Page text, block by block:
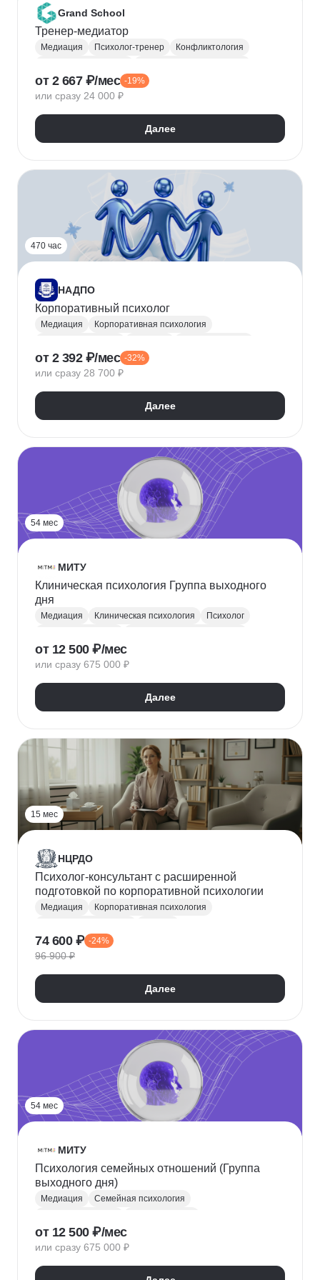
Grand School
Тренер-медиатор
Медиация Психолог-тренер
Конфликтология
от 2 667 ₽/мес -19%
или сразу 24 000 ₽
Далее
470 час
НАДПО
Корпоративный психолог
Медиация
Корпоративная психология
Стресс-менеджмент
Лидерство
Командообразование
от 2 392 ₽/мес -32%
или сразу 28 700 ₽
Далее
54 мес
МИТУ
Клиническая психология Группа выходного
дня
Медиация Клиническая психология
Психолог
Социальная психология
Психодиагностика
Психофизиология
Конфликтология
Психиатрия
Психокоррекция
Дифференциальная психология
от 12 500 ₽/мес
или сразу 675 000 ₽
Далее
15 мес
НЦРДО
Психолог-консультант с расширенной
подготовкой по корпоративной психологии
Медиация
Корпоративная психология
Психодиагностика
Конфликтология
Психотерапия
Защита от манипуляций
Возрастная психология
Социальная психология
Психология личности
74 600 ₽ -24%
96 900 ₽
Далее
54 мес
МИТУ
Психология семейных отношений (Группа
выходного дня)
Медиация
Семейная психология
Социальная психология
Экспериментальная психология
Психодиагностика
Конфликтология
от 12 500 ₽/мес
или сразу 675 000 ₽